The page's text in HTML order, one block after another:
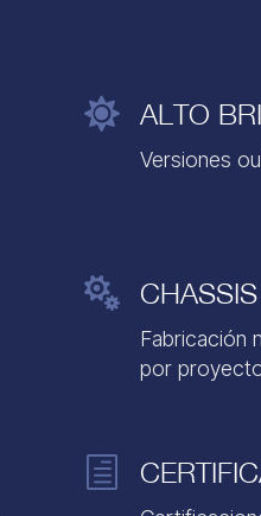
 ALTO
Versiones

Fabricación
por
h